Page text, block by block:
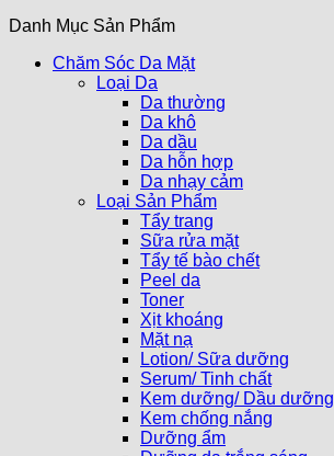
Danh Mục Sản Phẩm
Chăm Sóc Da Mặt
Loại Da
Da thường
Da khô
Da dầu
Da hỗn hợp
Da nhạy cảm
Loại Sản Phẩm
Tẩy trang
Sữa rửa mặt
Tẩy tế bào chết
Peel da
Toner
Xịt khoáng
Mặt nạ
Lotion/ Sữa dưỡng
Serum/ Tinh chất
Kem dưỡng/ Dầu dưỡng
Kem chống nắng
Dưỡng ẩm